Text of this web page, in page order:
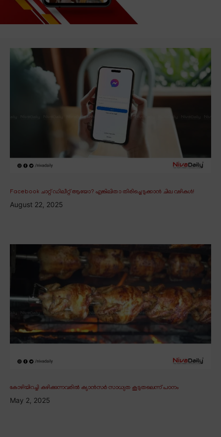
Facebook ചാറ്റ് ഡിലീറ്റ് ആയോ? എങ്കിലിതാ തിരിച്ചെടുക്കാൻ ചില വഴികൾ!
August 22, 2025
കോഴിയിറച്ചി കഴിക്കുന്നവരിൽ ക്യാൻസർ സാധ്യത കൂടുതലെന്ന് പഠനം
May 2, 2025